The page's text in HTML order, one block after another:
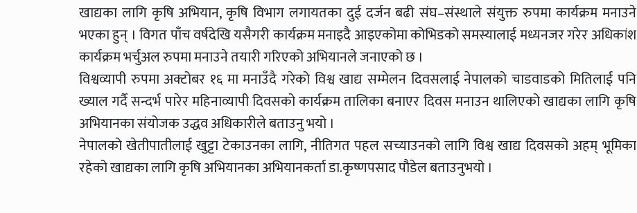
खाद्यका लागि कृषि अभियान, कृषि विभाग लगायतका दुई दर्जन बढी संघ–संस्थाले संयुक्त रुपमा कार्यक्रम मनाउने
भएका हुन् । विगत पाँच वर्षदेखि यसैगरी कार्यक्रम मनाइदै आइएकोमा कोभिडको समस्यालाई मध्यनजर गरेर अधिकांश
कार्यक्रम भर्चुअल रुपमा मनाउने तयारी गरिएको अभियानले जनाएको छ ।
विश्वव्यापी रुपमा अक्टोबर १६ मा मनाउँदै गरेको विश्व खाद्य सम्मेलन दिवसलाई नेपालको चाडवाडको मितिलाई पनि
ख्याल गर्दै सन्दर्भ पारेर महिनाव्यापी दिवसको कार्यक्रम तालिका बनाएर दिवस मनाउन थालिएको खाद्यका लागि कृषि
अभियानका संयोजक उद्धव अधिकारीले बताउनु भयो ।
नेपालको खेतीपातीलाई खुट्टा टेकाउनका लागि, नीतिगत पहल सच्याउनको लागि विश्व खाद्य दिवसको अहम् भूमिका
रहेको खाद्यका लागि कृषि अभियानका अभियानकर्ता डा.कृष्णपसाद पौडेल बताउनुभयो ।